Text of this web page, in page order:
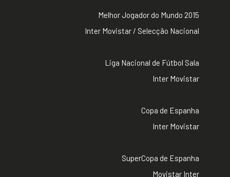
Melhor Jogador do Mundo 2015
Inter Movistar / Selecção Nacional
Liga Nacional de Fútbol Sala
Inter Movistar
Copa de Espanha
Inter Movistar
SuperCopa de Espanha
Movistar Inter